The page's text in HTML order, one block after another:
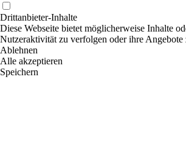
Drittanbieter-Inhalte
Diese Webseite bietet möglicherweise Inhalte
Nutzeraktivität zu verfolgen oder ihre
Ablehnen
Alle akzeptieren
Speichern